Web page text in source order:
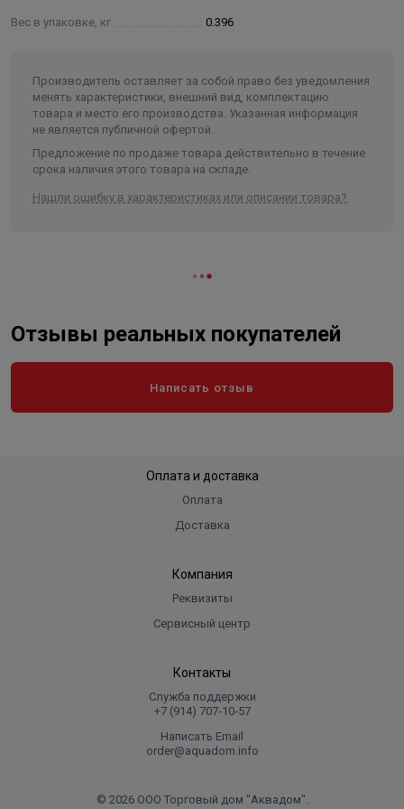
Питание
Тип подключения беспроводной, ZigBee 2.4 GHz
Размеры [мм]
H=55.5 Ø=90
Вес в упаковке, кг 0.396
Производитель оставляет за собой право без уведомления
менять характеристики, внешний вид, комплектацию
товара и место его производства. Указанная информация
не является публичной офертой.
Предложение по продаже товара действительно в течение
срока наличия этого товара на складе.
Нашли ошибку в характеристиках или описании товара?
Отзывы реальных покупателей
Написать отзыв
Оплата и доставка
Оплата
Доставка
Компания
Реквизиты
Сервисный центр
Контакты
Служба поддержки
+7 (914) 707‑10‑57
Написать Email
order@aquadom.info
© 2026 ООО Торговый дом "Аквадом".